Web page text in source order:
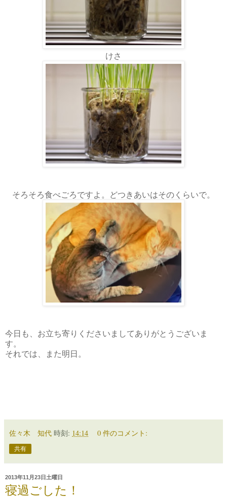
けさ
そろそろ食べごろですよ。どつきあいはそのくらいで。
今日も、お立ち寄りくださいましてありがとうございま
す。
それでは、また明日。
佐々木 知代 時刻: 14:14 0 件のコメント:
共有
2013年11月23日土曜日
寝過ごした！